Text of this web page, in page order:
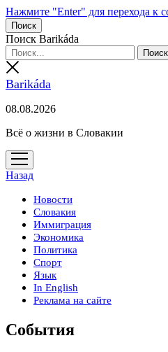
Нажмите "Enter" для перехода к
Поиск
Поиск Barikáda
Barikáda
08.08.2026
Всё о жизни в Словакии
открыть
меню
Назад
Новости
Словакия
Иммиграция
Экономика
Политика
Спорт
Язык
In English
Реклама на сайте
События